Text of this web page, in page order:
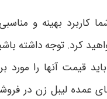
بهینه و مناسبی
کرد. توجه داشته
قیمت آنها را مورد
عمده لیبل زن در